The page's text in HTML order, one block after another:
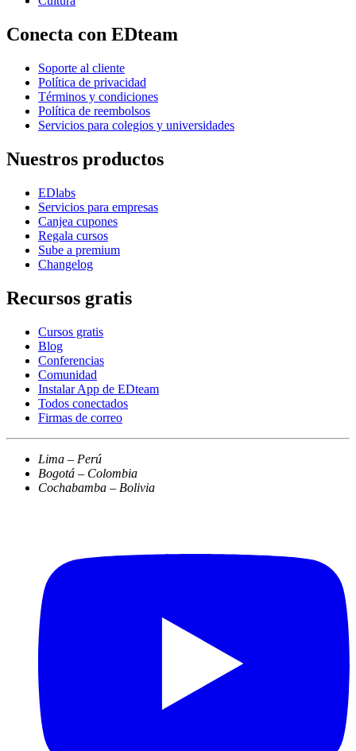
Conecta con EDteam
Soporte al cliente
Política de privacidad
Términos y condiciones
Política de reembolsos
Servicios para colegios y universidades
Nuestros productos
EDlabs
Servicios para empresas
Canjea cupones
Regala cursos
Sube a premium
Changelog
Recursos gratis
Cursos gratis
Blog
Conferencias
Comunidad
Instalar App de EDteam
Todos conectados
Firmas de correo
Lima – Perú
Bogotá – Colombia
Cochabamba – Bolivia